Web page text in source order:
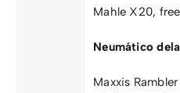
Mahle X20,
Neumático
Maxxis